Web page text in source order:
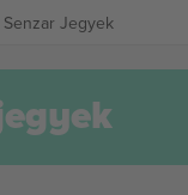
Senzar Jegyek